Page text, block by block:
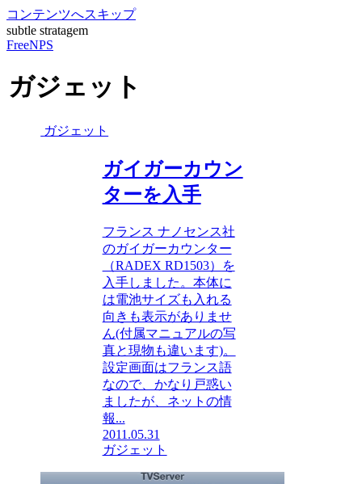
コンテンツへスキップ
subtle stratagem
FreeNPS
ガジェット
ガジェット
ガイガーカウン
ターを入手
フランス ナノセンス社
のガイガーカウンター
（RADEX RD1503）を
入手しました。本体に
は電池サイズも入れる
向きも表示がありませ
ん(付属マニュアルの写
真と現物も違います)。
設定画面はフランス語
なので、かなり戸惑い
ましたが、ネットの情
報...
2011.05.31
ガジェット